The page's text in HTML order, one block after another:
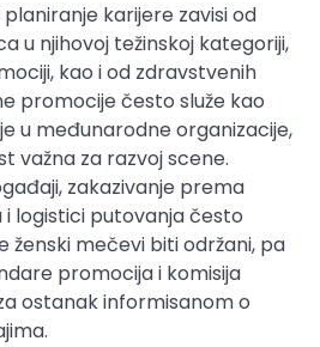
karijere zavisi od
u njihovoj težinskoj kategoriji,
kao i od zdravstvenih
promocije često služe kao
u međunarodne organizacije,
važna za razvoj scene.
zakazivanje prema
logistici putovanja često
ženski mečevi biti održani, pa
promocija i komisija
ostanak informisanom o